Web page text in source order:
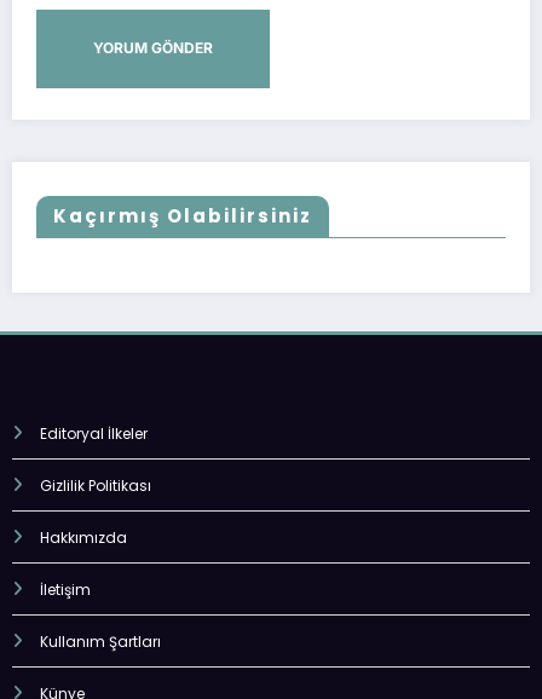
Kaçırmış Olabilirsiniz
Editoryal İlkeler
Gizlilik Politikası
Hakkımızda
İletişim
Kullanım Şartları
Künye